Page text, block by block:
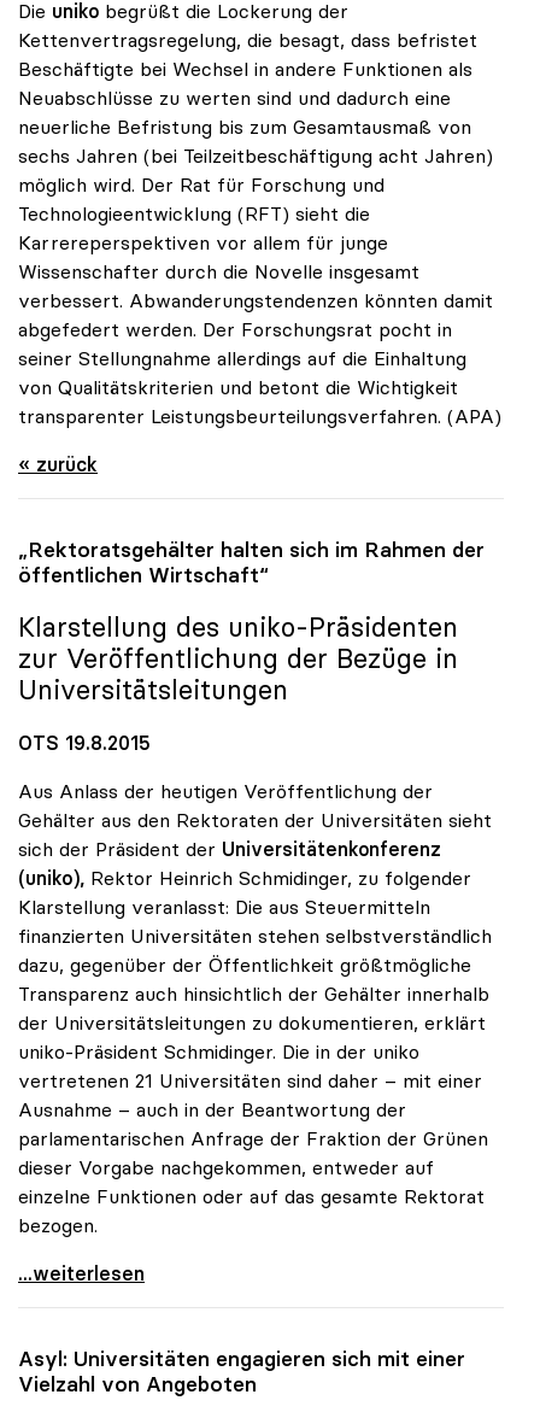
Die uniko begrüßt die Lockerung der
Kettenvertragsregelung, die besagt, dass befristet
Beschäftigte bei Wechsel in andere Funktionen als
Neuabschlüsse zu werten sind und dadurch eine
neuerliche Befristung bis zum Gesamtausmaß von
sechs Jahren (bei Teilzeitbeschäftigung acht Jahren)
möglich wird. Der Rat für Forschung und
Technologieentwicklung (RFT) sieht die
Karrereperspektiven vor allem für junge
Wissenschafter durch die Novelle insgesamt
verbessert. Abwanderungstendenzen könnten damit
abgefedert werden. Der Forschungsrat pocht in
seiner Stellungnahme allerdings auf die Einhaltung
von Qualitätskriterien und betont die Wichtigkeit
transparenter Leistungsbeurteilungsverfahren. (APA)
« zurück
„Rektoratsgehälter halten sich im Rahmen der
öffentlichen Wirtschaft“
Klarstellung des uniko-Präsidenten
zur Veröffentlichung der Bezüge in
Universitätsleitungen
OTS 19.8.2015
Aus Anlass der heutigen Veröffentlichung der
Gehälter aus den Rektoraten der Universitäten sieht
sich der Präsident der Universitätenkonferenz
(uniko), Rektor Heinrich Schmidinger, zu folgender
Klarstellung veranlasst: Die aus Steuermitteln
finanzierten Universitäten stehen selbstverständlich
dazu, gegenüber der Öffentlichkeit größtmögliche
Transparenz auch hinsichtlich der Gehälter innerhalb
der Universitätsleitungen zu dokumentieren, erklärt
uniko-Präsident Schmidinger. Die in der uniko
vertretenen 21 Universitäten sind daher – mit einer
Ausnahme – auch in der Beantwortung der
parlamentarischen Anfrage der Fraktion der Grünen
dieser Vorgabe nachgekommen, entweder auf
einzelne Funktionen oder auf das gesamte Rektorat
bezogen.
„Rektoratsgehälter halten sich im Rahmen der
...weiterlesen
Asyl: Universitäten engagieren sich mit einer
Vielzahl von Angeboten